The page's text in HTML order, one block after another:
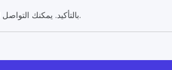
بالتأكيد. يمكنك التواصل لكي الخبراء لكي الأساليب والتوافر والأسعار قبل اتخاذ قرارك.